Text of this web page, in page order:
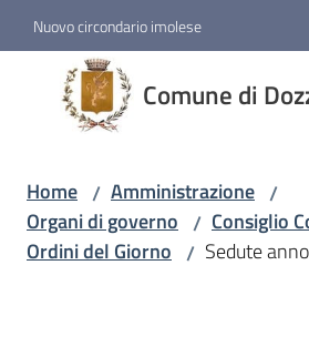
Vai al contenuto
Vai alla navigazione
Vai al footer
Nuovo circondario imolese
Comune di
Comune
di
Dozza
Amministrazione
Menu selezionato
Home / Amministrazione /
Organi di governo / Consiglio
Ordini del Giorno / Sedute